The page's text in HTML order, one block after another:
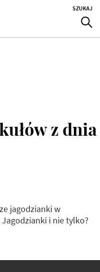
SZUKAJ
z dnia
jagodzianki w
i nie tylko?